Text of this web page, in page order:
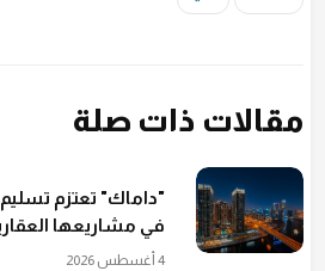
مقالات ذات صلة
في مشاريعها العقارية
4 أغسطس 2026